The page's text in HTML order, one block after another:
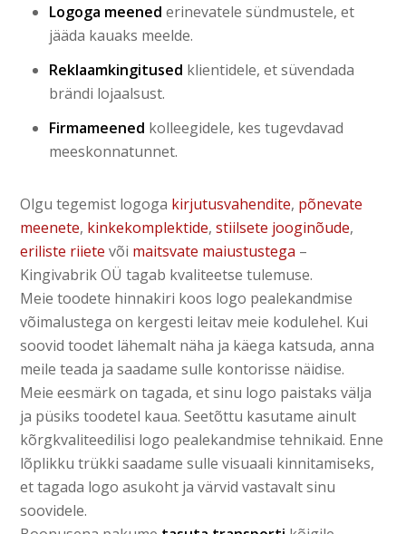
Logoga meened erinevatele sündmustele, et
jääda kauaks meelde.
Reklaamkingitused klientidele, et süvendada
brändi lojaalsust.
Firmameened kolleegidele, kes tugevdavad
meeskonnatunnet.
Olgu tegemist logoga kirjutusvahendite, põnevate
meenete, kinkekomplektide,stiilsete jooginõude,
eriliste riiete või maitsvate maiustustega –
Kingivabrik OÜ tagab kvaliteetse tulemuse.
Meie toodete hinnakiri koos logo pealekandmise
võimalustega on kergesti leitav meie kodulehel. Kui
soovid toodet lähemalt näha ja käega katsuda, anna
meile teada ja saadame sulle kontorisse näidise.
Meie eesmärk on tagada, et sinu logo paistaks välja
ja püsiks toodetel kaua. Seetõttu kasutame ainult
kõrgkvaliteedilisi logo pealekandmise tehnikaid. Enne
lõplikku trükki saadame sulle visuaali kinnitamiseks,
et tagada logo asukoht ja värvid vastavalt sinu
soovidele.